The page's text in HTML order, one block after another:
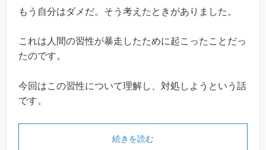
もう自分はダメだ。そう考えたときがありました。
これは人間の習性が暴走したために起こったことだっ
たのです。
今回はこの習性について理解し、対処しようという話
です。
続きを読む